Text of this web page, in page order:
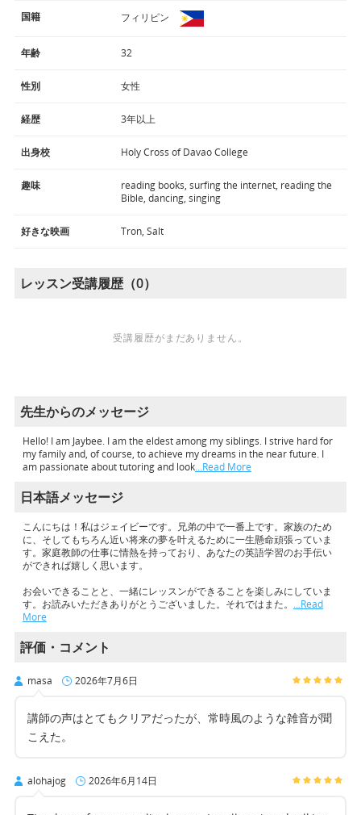
国籍 フィリピン
年齢 32
性別 女性
経歴 3年以上
出身校 Holy Cross of Davao College
趣味
reading books, surfing the internet, reading the
Bible, dancing, singing
好きな映画 Tron, Salt
レッスン受講履歴（0）
受講履歴がまだありません。
先生からのメッセージ
Hello! I am Jaybee. I am the eldest among my siblings. I strive hard for
my family and, of course, to achieve my dreams in the near future. I
am passionate about tutoring and look…Read More
日本語メッセージ
こんにちは！私はジェイビーです。兄弟の中で一番上です。家族のため
に、そしてもちろん近い将来の夢を叶えるために一生懸命頑張っていま
す。家庭教師の仕事に情熱を持っており、あなたの英語学習のお手伝い
ができれば嬉しく思います。
お会いできることと、一緒にレッスンができることを楽しみにしていま
す。お読みいただきありがとうございました。それではまた。 …Read
More
評価・コメント
masa 2026年7月6日
講師の声はとてもクリアだったが、常時風のような雑音が聞
こえた。
alohajog 2026年6月14日